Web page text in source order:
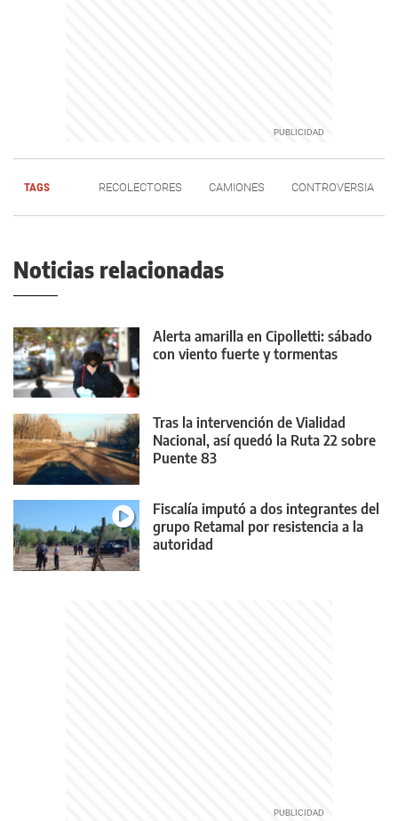
TAGS RECOLECTORES CAMIONES CONTROVERSIA
Noticias relacionadas
Alerta amarilla en Cipolletti: sábado
con viento fuerte y tormentas
Tras la intervención de Vialidad
Nacional, así quedó la Ruta 22 sobre
Puente 83
Fiscalía imputó a dos integrantes del
grupo Retamal por resistencia a la
autoridad